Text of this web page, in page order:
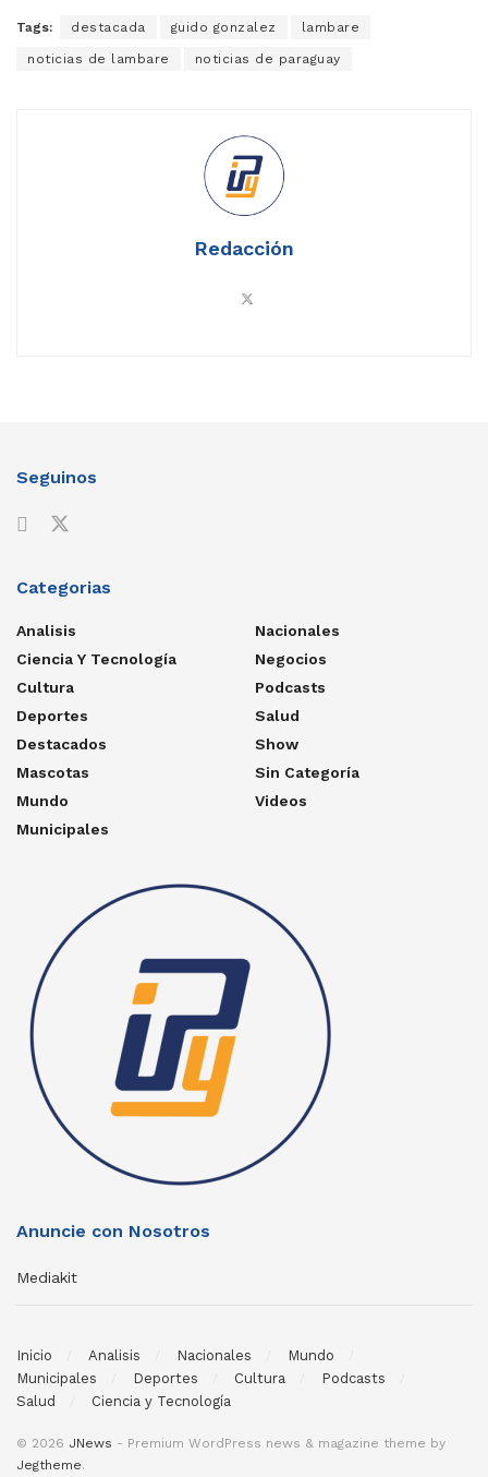
Tags: destacada guido gonzalez lambare
noticias de lambare noticias de paraguay
Redacción
Seguinos
Categorias
Analisis
Ciencia Y Tecnología
Cultura
Deportes
Destacados
Mascotas
Mundo
Municipales
Nacionales
Negocios
Podcasts
Salud
Show
Sin Categoría
Videos
Anuncie con Nosotros
Mediakit
Inicio Analisis Nacionales
Mundo
Municipales
Deportes Cultura
Podcasts
Salud
Ciencia y Tecnología
© 2026 JNews - Premium WordPress news & magazine theme by
Jegtheme.